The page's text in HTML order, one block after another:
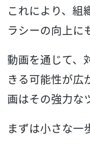
これにより、組
ラシーの向上に
動画を通じて、
きる可能性が広
画はその強力な
まずは小さな一